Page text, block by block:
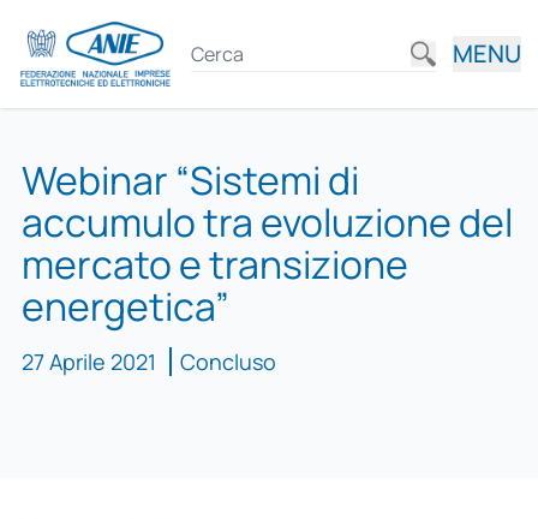
MENU
Webinar “Sistemi di
accumulo tra evoluzione del
mercato e transizione
energetica”
27 Aprile 2021 Concluso